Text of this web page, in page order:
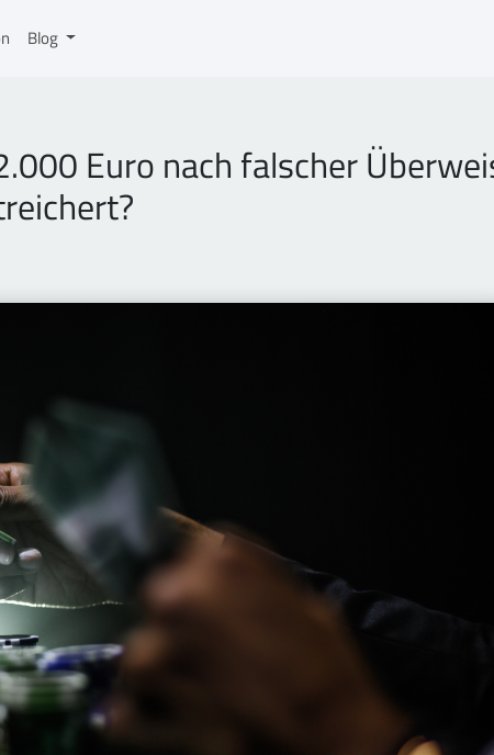
Blog
Euro nach falscher